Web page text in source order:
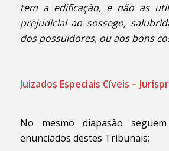
tem a edificação, e não as
prejudicial ao sossego,
dos possuidores, ou aos bons
Juizados Especiais Cíveis –
No mesmo diapasão
enunciados destes Tribunais;